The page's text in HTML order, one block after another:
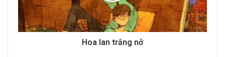
a
d
Hoa lan trắng nở